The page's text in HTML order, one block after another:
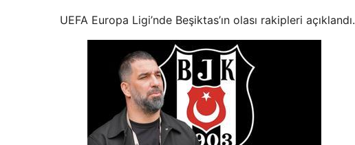
UEFA Europa Ligi’nde Beşiktas’ın olası rakipleri açıklandı.